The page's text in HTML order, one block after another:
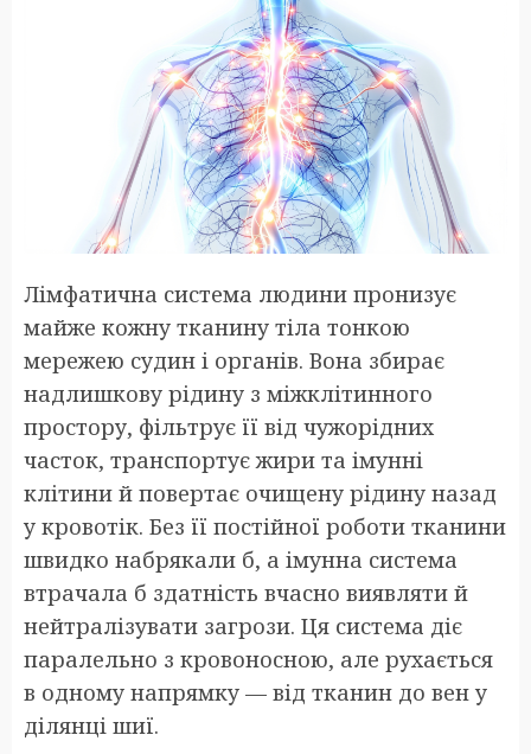
Лімфатична система людини пронизує
майже кожну тканину тіла тонкою
мережею судин і органів. Вона збирає
надлишкову рідину з міжклітинного
простору, фільтрує її від чужорідних
часток, транспортує жири та імунні
клітини й повертає очищену рідину назад
у кровотік. Без її постійної роботи тканини
швидко набрякали б, а імунна система
втрачала б здатність вчасно виявляти й
нейтралізувати загрози. Ця система діє
паралельно з кровоносною, але рухається
в одному напрямку — від тканин до вен у
ділянці шиї.